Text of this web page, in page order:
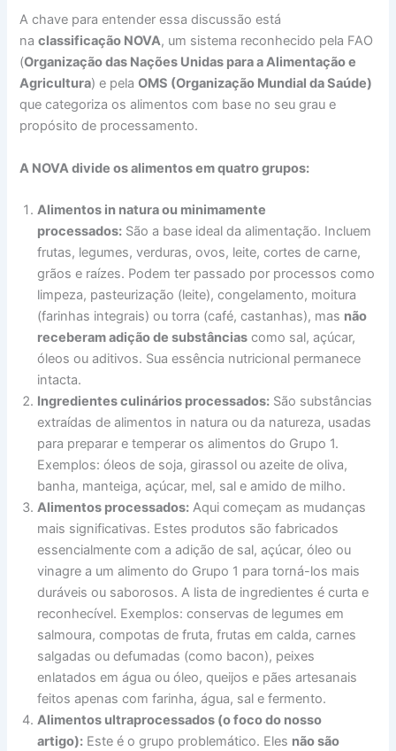
A chave para entender essa discussão está
naclassificação NOVA, um sistema reconhecido pela FAO
(Organização das Nações Unidas para a Alimentação e
Agricultura) e pelaOMS (Organização Mundial da Saúde)
que categoriza os alimentos com base no seu grau e
propósito de processamento.
A NOVA divide os alimentos em quatro grupos:
Alimentos in natura ou minimamente
processados: São a base ideal da alimentação. Incluem
frutas, legumes, verduras, ovos, leite, cortes de carne,
grãos e raízes. Podem ter passado por processos como
limpeza, pasteurização (leite), congelamento, moitura
(farinhas integrais) ou torra (café, castanhas), mas não
receberam adição de substâncias como sal, açúcar,
óleos ou aditivos. Sua essência nutricional permanece
intacta.
Ingredientes culinários processados: São substâncias
extraídas de alimentos in natura ou da natureza, usadas
para preparar e temperar os alimentos do Grupo 1.
Exemplos: óleos de soja, girassol ou azeite de oliva,
banha, manteiga, açúcar, mel, sal e amido de milho.
Alimentos processados: Aqui começam as mudanças
mais significativas. Estes produtos são fabricados
essencialmente com a adição de sal, açúcar, óleo ou
vinagre a um alimento do Grupo 1 para torná-los mais
duráveis ou saborosos. A lista de ingredientes é curta e
reconhecível. Exemplos: conservas de legumes em
salmoura, compotas de fruta, frutas em calda, carnes
salgadas ou defumadas (como bacon), peixes
enlatados em água ou óleo, queijos e pães artesanais
feitos apenas com farinha, água, sal e fermento.
Alimentos ultraprocessados (o foco do nosso
artigo): Este é o grupo problemático. Eles não são